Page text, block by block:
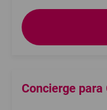
Concierge